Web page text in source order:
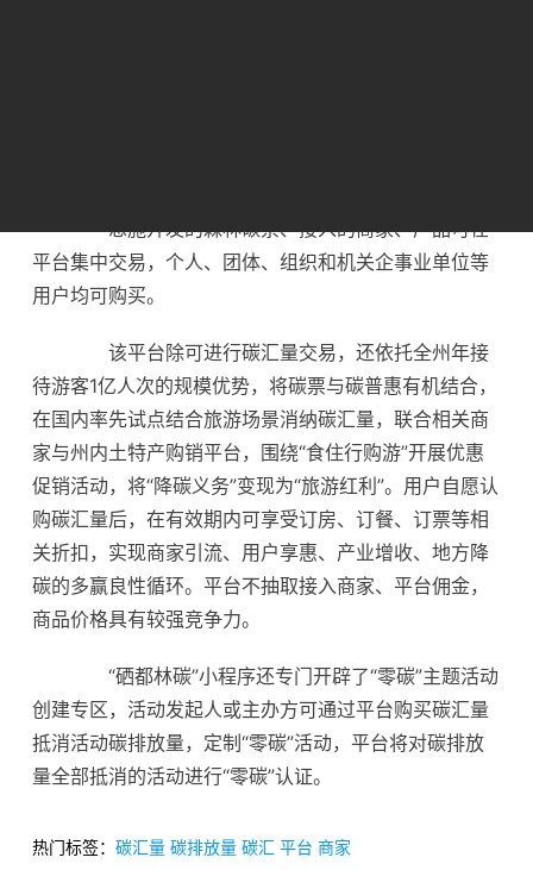
恩施开发的森林碳票、接入的商家、产品可在
平台集中交易，个人、团体、组织和机关企事业单位等
用户均可购买。
该平台除可进行碳汇量交易，还依托全州年接
待游客1亿人次的规模优势，将碳票与碳普惠有机结合，
在国内率先试点结合旅游场景消纳碳汇量，联合相关商
家与州内土特产购销平台，围绕“食住行购游”开展优惠
促销活动，将“降碳义务”变现为“旅游红利”。用户自愿认
购碳汇量后，在有效期内可享受订房、订餐、订票等相
关折扣，实现商家引流、用户享惠、产业增收、地方降
碳的多赢良性循环。平台不抽取接入商家、平台佣金，
商品价格具有较强竞争力。
“硒都林碳”小程序还专门开辟了“零碳”主题活动
创建专区，活动发起人或主办方可通过平台购买碳汇量
抵消活动碳排放量，定制“零碳”活动，平台将对碳排放
量全部抵消的活动进行“零碳”认证。
热门标签： 碳汇量 碳排放量 碳汇 平台 商家